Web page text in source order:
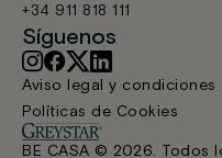
+34 911 818 111
Síguenos
Aviso legal y condiciones
Políticas de Cookies
BE CASA © 2026. Todos